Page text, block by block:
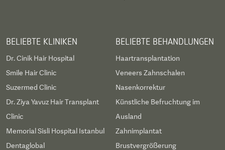
BELIEBTE KLINIKEN
Dr. Cinik Hair Hospital
Smile Hair Clinic
Suzermed Clinic
Dr. Ziya Yavuz Hair Transplant
Clinic
Memorial Sisli Hospital Istanbul
Dentaglobal
BELIEBTE BEHANDLUNGEN
Haartransplantation
Veneers Zahnschalen
Nasenkorrektur
Künstliche Befruchtung im
Ausland
Zahnimplantat
Brustvergrößerung